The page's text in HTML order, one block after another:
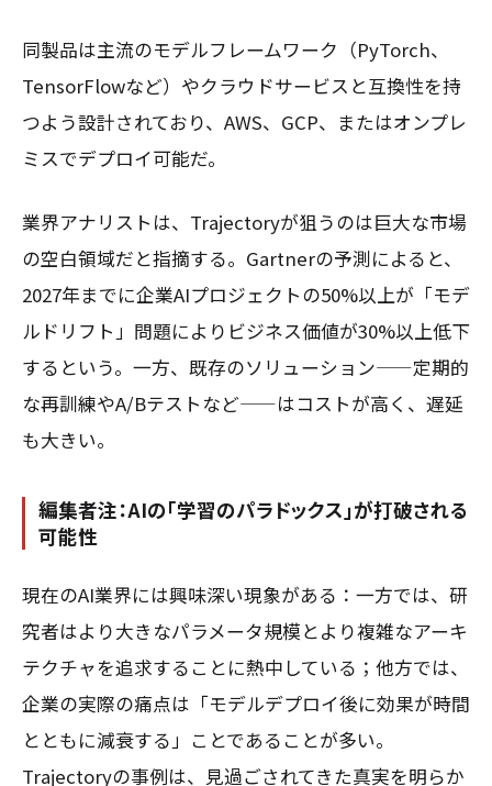
同製品は主流のモデルフレームワーク（PyTorch、
TensorFlowなど）やクラウドサービスと互換性を持
つよう設計されており、AWS、GCP、またはオンプレ
ミスでデプロイ可能だ。
業界アナリストは、Trajectoryが狙うのは巨大な市場
の空白領域だと指摘する。Gartnerの予測によると、
2027年までに企業AIプロジェクトの50%以上が「モデ
ルドリフト」問題によりビジネス価値が30%以上低下
するという。一方、既存のソリューション——定期的
な再訓練やA/Bテストなど——はコストが高く、遅延
も大きい。
編集者注：AIの「学習のパラドックス」が打破される
可能性
現在のAI業界には興味深い現象がある：一方では、研
究者はより大きなパラメータ規模とより複雑なアーキ
テクチャを追求することに熱中している；他方では、
企業の実際の痛点は「モデルデプロイ後に効果が時間
とともに減衰する」ことであることが多い。
Trajectoryの事例は、見過ごされてきた真実を明らか